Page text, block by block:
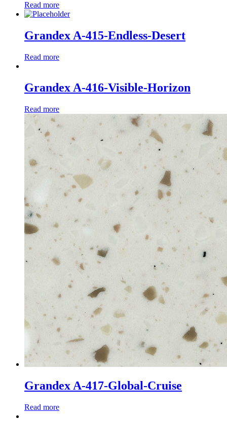
Read more
Grandex A-415-Endless-Desert
Read more
Grandex A-416-Visible-Horizon
Read more
Grandex A-417-Global-Cruise
Read more